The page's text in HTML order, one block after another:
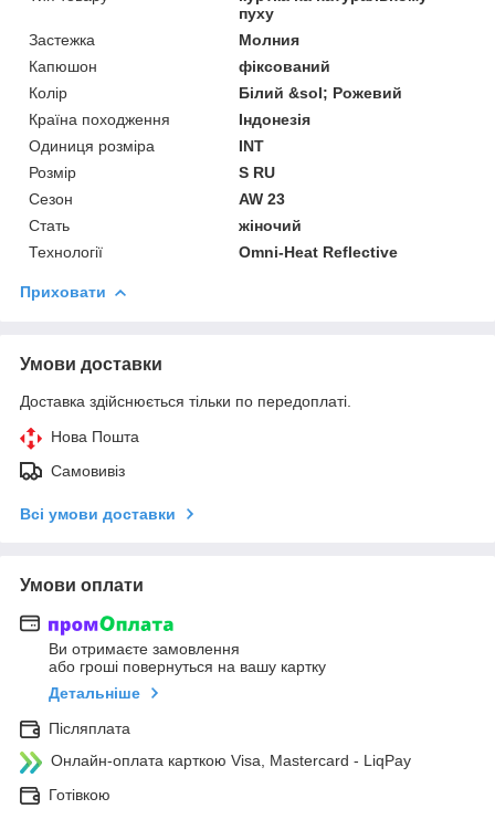
пуху
Застежка
Молния
Капюшон
фіксований
Колір
Білий &sol; Рожевий
Країна походження
Індонезія
Одиниця розміра
INT
Розмір
S RU
Сезон
AW 23
Стать
жіночий
Технології
Omni-Heat Reflective
Приховати
Умови доставки
Доставка здійснюється тільки по передоплаті.
Нова Пошта
Самовивіз
Всі умови доставки
Умови оплати
Ви отримаєте замовлення
або гроші повернуться на вашу картку
Детальніше
Післяплата
Онлайн-оплата карткою Visa, Mastercard - LiqPay
Готівкою